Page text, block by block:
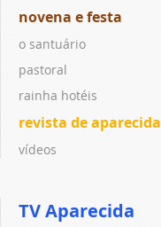
novena e festa
o santuário
pastoral
rainha hotéis
revista de aparecida
vídeos
TV Aparecida